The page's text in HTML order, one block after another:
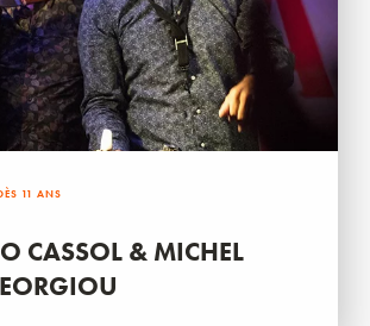
11 ANS
CASSOL & MICHEL